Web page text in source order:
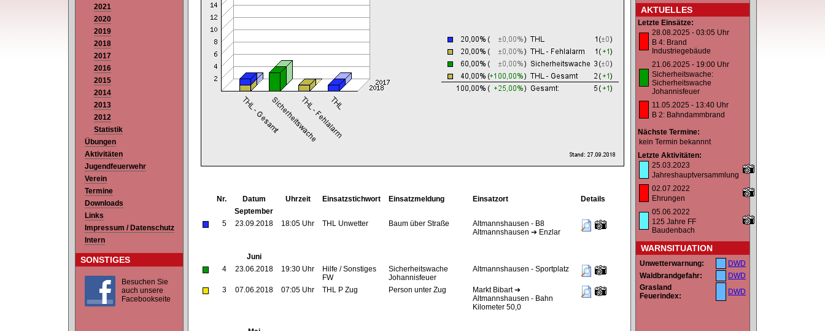
2021
2020
2019
2018
2017
2016
2015
2014
2013
2012
Statistik
Übungen
Aktivitäten
Jugendfeuerwehr
Verein
Termine
Downloads
Links
Impressum / Datenschutz
Intern
SONSTIGES
Besuchen Sie
auch unsere
Facebookseite
Nr. Datum Uhrzeit Einsatzstichwort Einsatzmeldung Einsatzort
Details
September
5
23.09.2018 18:05 Uhr THL Unwetter Baum über Straße
Altmannshausen - B8
Altmannshausen ➔ Enzlar
Juni
4
23.06.2018 19:30 Uhr
Hilfe / Sonstiges
FW
Sicherheitswache
Johannisfeuer
Altmannshausen - Sportplatz
3 07.06.2018 07:05 Uhr THL P Zug Person unter Zug
Markt Bibart ➔
Altmannshausen - Bahn
Kilometer 50,0
AKTUELLES
Letzte Einsätze:
28.08.2025 - 03:05 Uhr
B 4: Brand
Industriegebäude
21.06.2025 - 19:00 Uhr
Sicherheitswache:
Sicherheitswache
Johannisfeuer
11.05.2025 - 13:40 Uhr
B 2: Bahndammbrand
Nächste Termine:
kein Termin bekannnt
Letzte Aktivitäten:
25.03.2023
Jahreshauptversammlung
02.07.2022
Ehrungen
05.06.2022
125 Jahre FF
Baudenbach
WARNSITUATION
Unwetterwarnung:
DWD
Waldbrandgefahr:
DWD
Grasland
Feuerindex:
DWD